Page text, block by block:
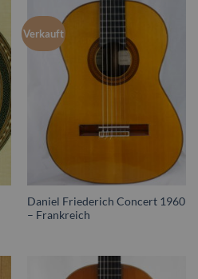
Verkauft
Daniel Friederich Concert 1960
– Frankreich